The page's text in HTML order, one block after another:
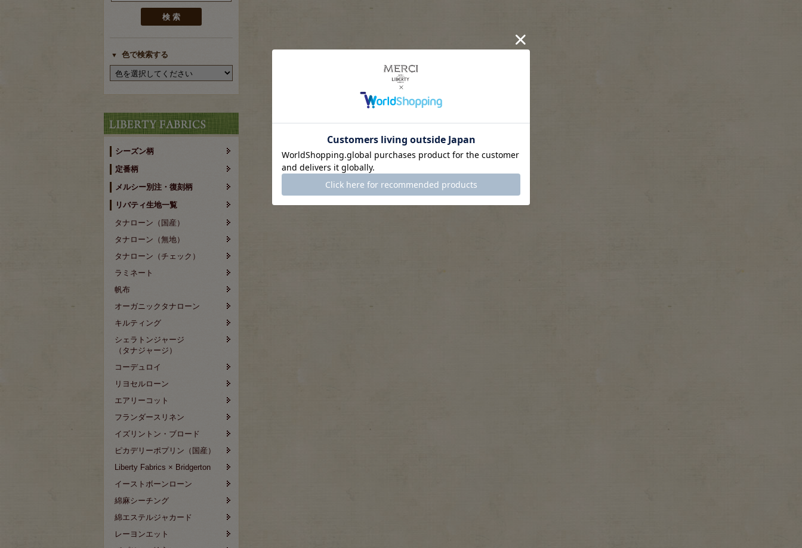
色で検索する
シーズン柄
定番柄
メルシー別注・復刻柄
リバティ生地一覧
タナローン（国産）
タナローン（無地）
タナローン（チェック）
ラミネート
帆布
オーガニックタナローン
キルティング
シェラトンジャージ
（タナジャージ）
コーデュロイ
リヨセルローン
エアリーコット
フランダースリネン
イズリントン・ブロード
ピカデリーポプリン（国産）
Liberty Fabrics × Bridgerton
イーストボーンローン
綿麻シーチング
綿エステルジャカード
レーヨンエット